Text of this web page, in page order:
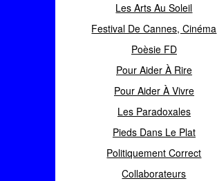
Les Arts Au Soleil
Festival De Cannes, Cinéma
Poèsie FD
Pour Aider À Rire
Pour Aider À Vivre
Les Paradoxales
Pieds Dans Le Plat
Politiquement Correct
Collaborateurs